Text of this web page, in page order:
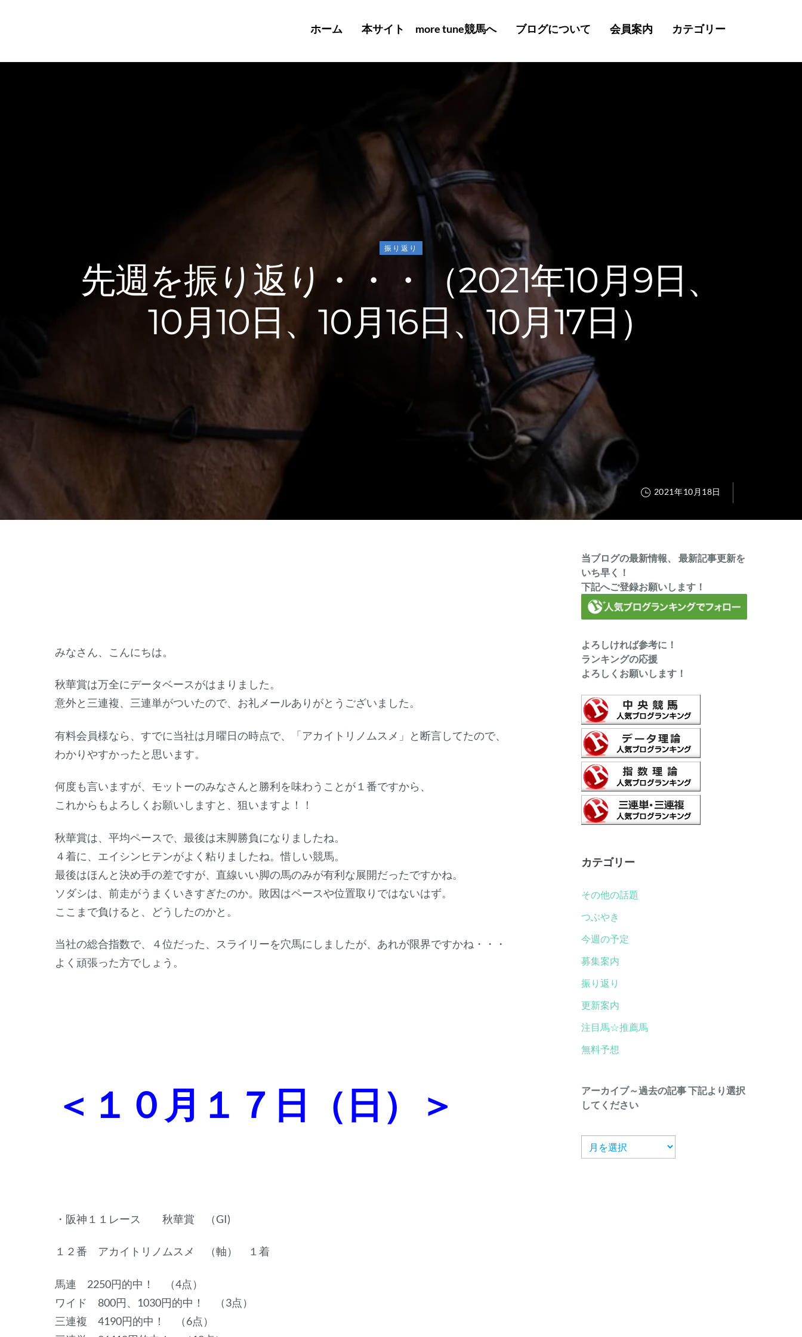
ホーム 本サイト more tune競馬へ ブログについて 会員案内 カテゴリー
2021年10月18日
先週を振り返り・・・（2021年10月9日、
10月10日、10月16日、10月17日）
振り返り
みなさん、こんにちは。
秋華賞は万全にデータベースがはまりました。
意外と三連複、三連単がついたので、お礼メールありがとうございました。
有料会員様なら、すでに当社は月曜日の時点で、「アカイトリノムスメ」と断言してたので、
わかりやすかったと思います。
何度も言いますが、モットーのみなさんと勝利を味わうことが１番ですから、
これからもよろしくお願いしますと、狙いますよ！！
秋華賞は、平均ペースで、最後は末脚勝負になりましたね。
４着に、エイシンヒテンがよく粘りましたね。惜しい競馬。
最後はほんと決め手の差ですが、直線いい脚の馬のみが有利な展開だったですかね。
ソダシは、前走がうまくいきすぎたのか。敗因はペースや位置取りではないはず。
ここまで負けると、どうしたのかと。
当社の総合指数で、４位だった、スライリーを穴馬にしましたが、あれが限界ですかね・・・
よく頑張った方でしょう。
＜１０月１７日（日）＞
・阪神１１レース 秋華賞 （GI)
１２番 アカイトリノムスメ （軸） １着
馬連 2250円的中！ （4点）
ワイド 800円、1030円的中！ （3点）
三連複 4190円的中！ （6点）
当ブログの最新情報、 最新記事更新を
いち早く！
下記へご登録お願いします！
よろしければ参考に！
ランキングの応援
よろしくお願いします！
カテゴリー
その他の話題
つぶやき
今週の予定
募集案内
振り返り
更新案内
注目馬☆推薦馬
無料予想
アーカイブ～過去の記事 下記より選択
してください
ー